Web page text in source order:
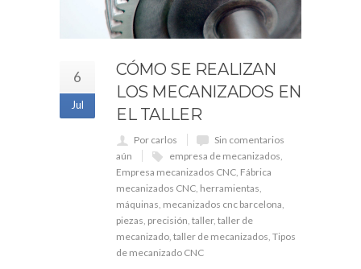
6
Jul
CÓMO SE REALIZAN
LOS MECANIZADOS EN
EL TALLER
Por carlos
Sin comentarios
aún
empresa de mecanizados
Empresa mecanizados CNC Fábrica
mecanizados CNC herramientas
máquinas mecanizados cnc barcelona
piezas precisión taller, taller de
mecanizado taller de mecanizados Tipos
de mecanizado CNC